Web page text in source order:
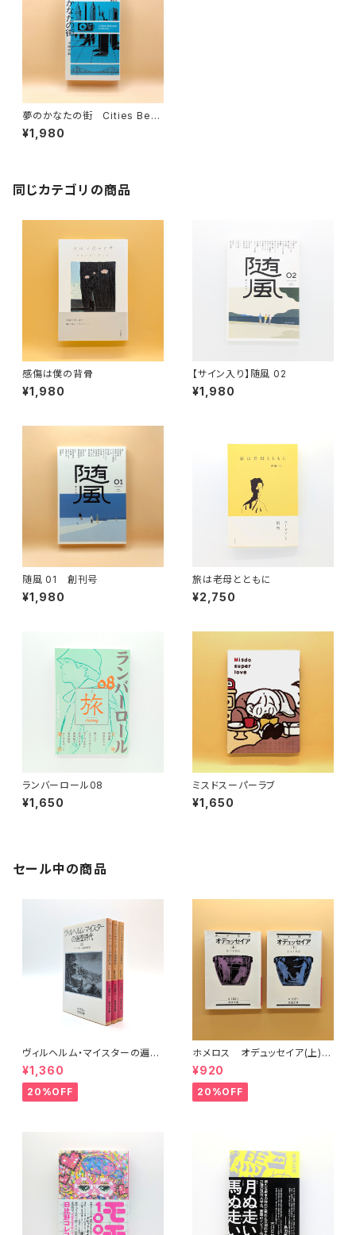
夢のかなたの街 Cities Bey
ond Fictions
¥1,980
同じカテゴリの商品
感傷は僕の背骨
¥1,980
【サイン入り】随風 02
¥1,980
随風 01 創刊号
¥1,980
旅は老母とともに
¥2,750
ランバーロール08
¥1,650
ミスドスーパーラブ
¥1,650
セール中の商品
ヴィルヘルム・マイスターの遍歴
時代 (上)(中)(下)（岩波文庫）
¥1,360
20%OFF
ホメロス オデュッセイア(上)
(下) （岩波文庫）
¥920
20%OFF